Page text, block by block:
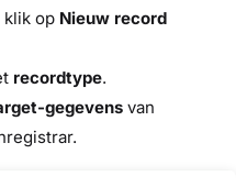
klik op Nieuw record
recordtype.
gegevens van